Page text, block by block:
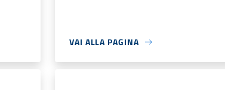
VAI ALLA PAGINA